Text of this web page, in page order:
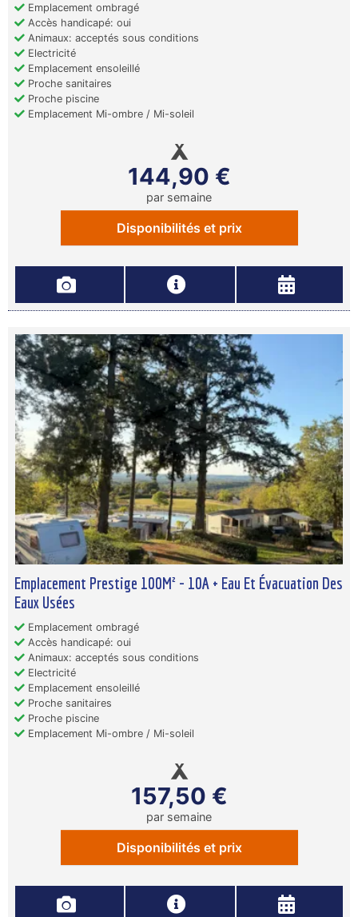
Emplacement ombragé
Accès handicapé: oui
Animaux: acceptés sous conditions
Electricité
Emplacement ensoleillé
Proche sanitaires
Proche piscine
Emplacement Mi-ombre / Mi-soleil
144,90 €
par semaine
Disponibilités et prix
Emplacement Prestige 100M² - 10A + Eau Et Évacuation Des
Eaux Usées
Emplacement ombragé
Accès handicapé: oui
Animaux: acceptés sous conditions
Electricité
Emplacement ensoleillé
Proche sanitaires
Proche piscine
Emplacement Mi-ombre / Mi-soleil
157,50 €
par semaine
Disponibilités et prix